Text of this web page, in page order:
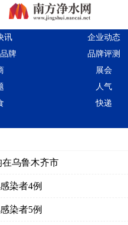
讯 企业动态
牌 品牌评测
展会
人气
快递
乌鲁木齐市
染者4例
染者5例